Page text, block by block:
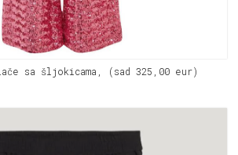
sa šljokicama, (sad 325,00 eur)